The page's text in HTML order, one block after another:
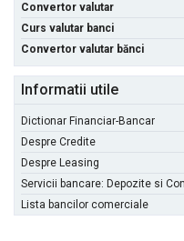
Convertor valutar
Curs valutar banci
Convertor valutar bănci
Informatii utile
Dictionar Financiar-Bancar
Despre Credite
Despre Leasing
Servicii bancare: Depozite si
Lista bancilor comerciale